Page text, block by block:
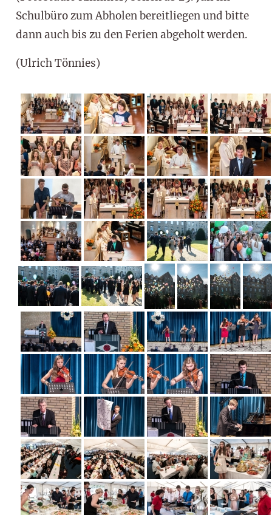
Schulbüro zum Abholen bereitliegen und bitte
dann auch bis zu den Ferien abgeholt werden.
(Ulrich Tönnies)